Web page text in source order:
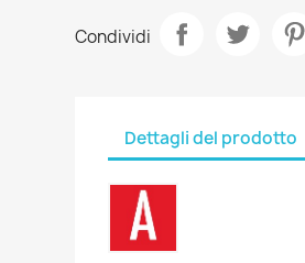
Condividi
Dettagli del prodotto